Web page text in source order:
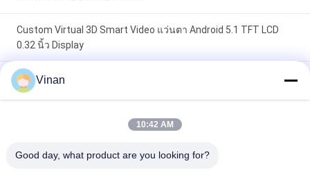
Custom Virtual 3D Smart Video แว่นตา Android 5.1 TFT LCD
0.32 นิ้ว Display
แว่นตาเสมือนจริง ENMESI 3D ความละเอียดสูง 1280 * 800 VR
พร้อม WIFI / Bluetooth
TFT LCD 2.6 '' หน้าจอคู่ 3D สมาร์ทวิดีโอแว่นตา OTG AV ในเลนส์
Vinan
10:42 AM
Good day, what product are you looking for?